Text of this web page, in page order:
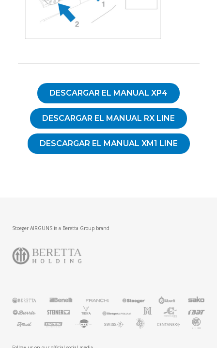
DESCARGAR EL MANUAL XP4
DESCARGAR EL MANUAL RX LINE
DESCARGAR EL MANUAL XM1 LINE
Stoeger AIRGUNS is a Beretta Group brand